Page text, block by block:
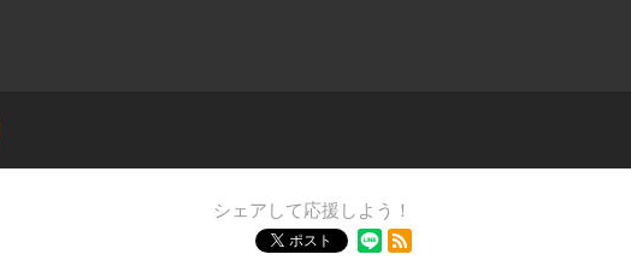
シェアして応援しよう！
ポスト